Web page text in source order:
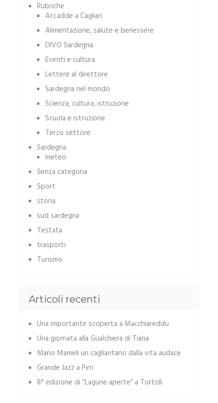
Rubriche
Accadde a Cagliari
Alimentazione, salute e benessere
DIVO Sardegna
Eventi e cultura
Lettere al direttore
Sardegna nel mondo
Scienza, cultura, istruzione
Scuola e istruzione
Terzo settore
Sardegna
meteo
Senza categoria
Sport
storia
sud sardegna
Testata
trasporti
Turismo
Articoli recenti
Una importante scoperta a Macchiareddu
Una giornata alla Gualchiera di Tiana
Mario Mameli un cagliaritano dalla vita audace
Grande Jazz a Pirri
8° edizione di “Lagune aperte” a Tortolì